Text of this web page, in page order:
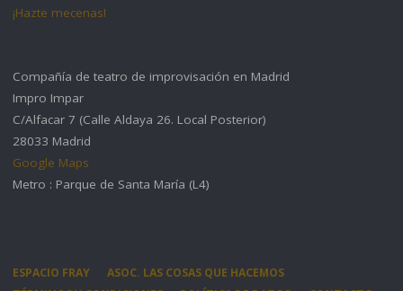
¡Hazte mecenas!
Compañía de teatro de improvisación en Madrid
Impro Impar
C/Alfacar 7 (Calle Aldaya 26. Local Posterior)
28033 Madrid
Google Maps
Metro : Parque de Santa María (L4)
ESPACIO FRAY
ASOC. LAS COSAS QUE HACEMOS